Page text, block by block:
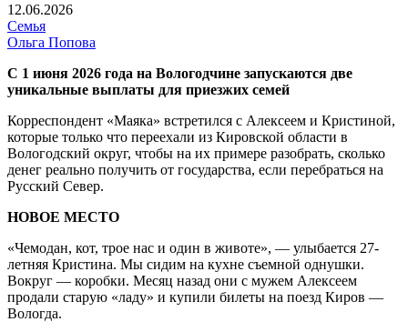
12.06.2026
Семья
Ольга Попова
С 1 июня 2026 года на Вологодчине запускаются две
уникальные выплаты для приезжих семей
Корреспондент «Маяка» встре­тился с Алексеем и Кристиной,
которые только что переехали из Кировской области в
Вологодский округ, чтобы на их примере разобрать, сколько
денег реально получить от государства, если перебраться на
Русский Север.
НОВОЕ МЕСТО
«Чемодан, кот, трое нас и один в живо­те», — улыбается 27-
летняя Кристина. Мы сидим на кухне съемной однушки.
Вокруг — коробки. Месяц назад они с мужем Алексеем
продали старую «ладу» и купили билеты на поезд Киров —
Вологда.